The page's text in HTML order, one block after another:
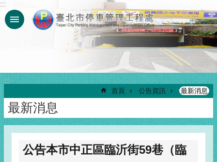
跳到主要內容區塊
:::
:::
首頁 公告資訊 最新消息
最新消息
公告本市中正區臨沂街59巷（臨